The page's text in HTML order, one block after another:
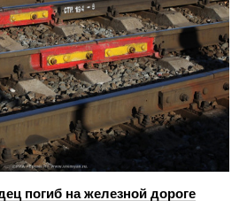
погиб на железной дороге